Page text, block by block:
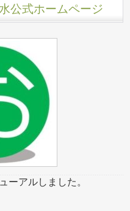
公式ホームページ
ーアルしました。